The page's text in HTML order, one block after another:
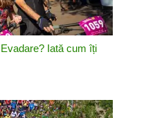
Iată cum îți